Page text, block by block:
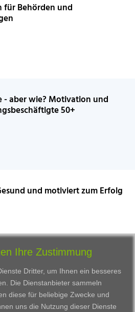
für Behörden und
- aber wie? Motivation und
50+
und motiviert zum Erfolg
Ihre Zustimmung
Dritter, um Ihnen ein besseres
Die Dienstanbieter sammeln
diese für beliebige Zwecke und
uns die Nutzung dieser Dienste